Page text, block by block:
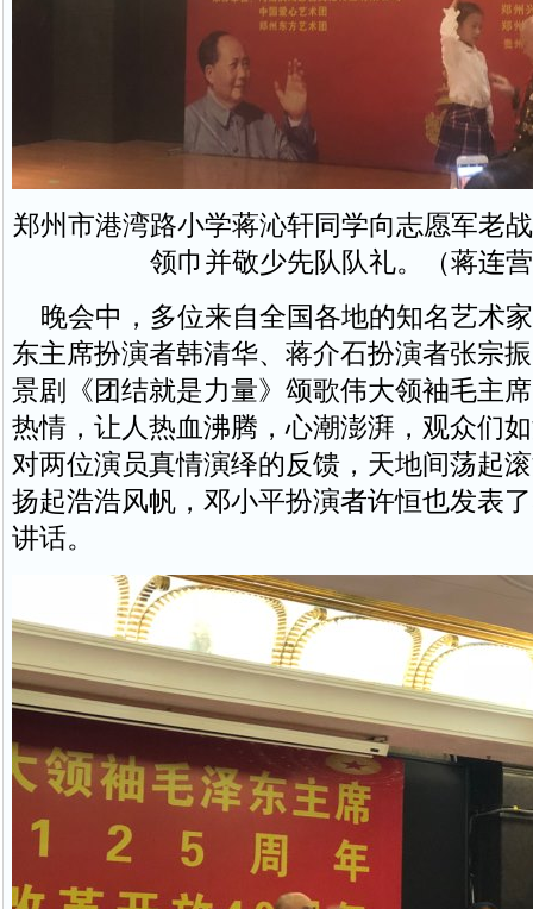
郑州市港湾路小学蒋沁轩同学向志愿军老
领巾并敬少先队队礼。（蒋连
晚会中，多位来自全国各地的知名艺术
东主席扮演者韩清华、蒋介石扮演者张宗
景剧《团结就是力量》颂歌伟大领袖毛主
热情，让人热血沸腾，心潮澎湃，观众们
对两位演员真情演绎的反馈，天地间荡起
扬起浩浩风帆，邓小平扮演者许恒也发表
讲话。